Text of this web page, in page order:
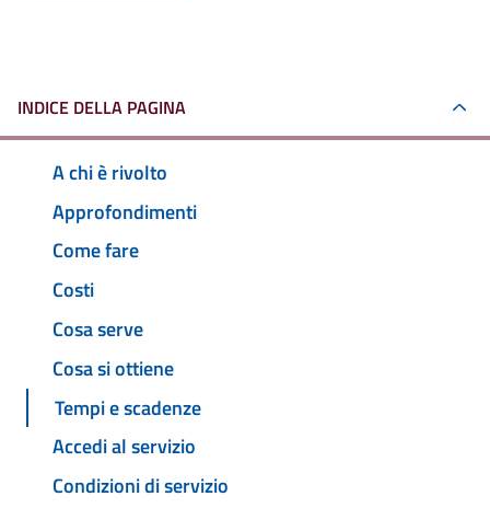
INDICE DELLA PAGINA
A chi è rivolto
Approfondimenti
Come fare
Costi
Cosa serve
Cosa si ottiene
Tempi e scadenze
Accedi al servizio
Condizioni di servizio